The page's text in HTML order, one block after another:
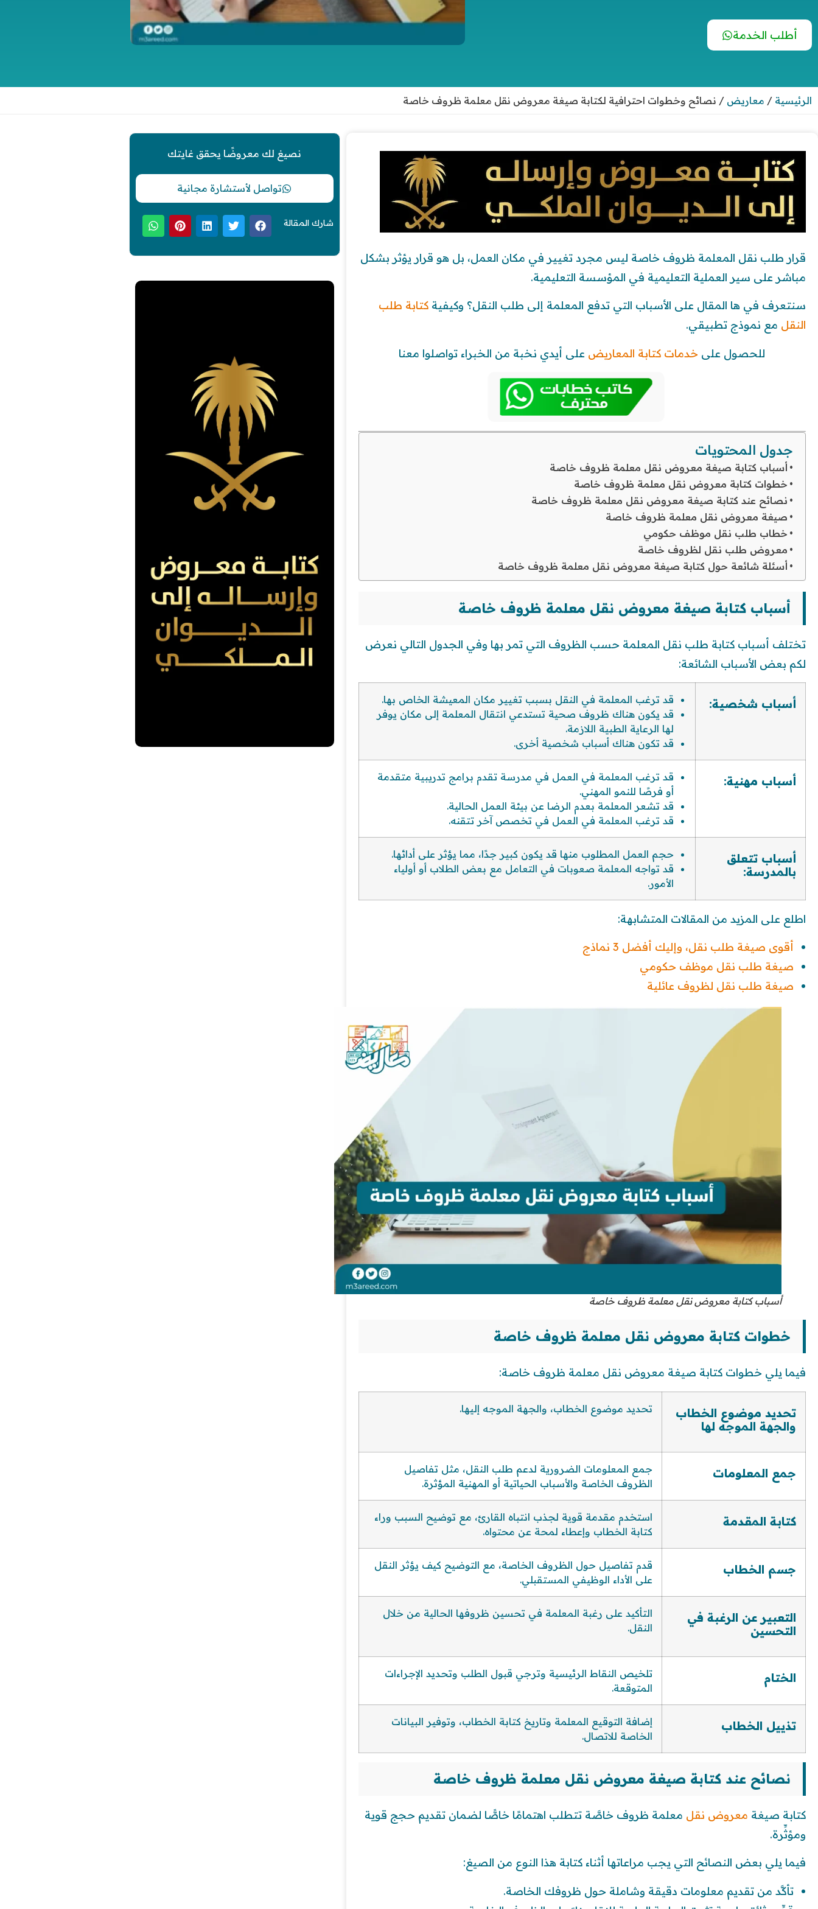
أطلب الخدمة
الرئيسية / معاريض / نصائح وخطوات احترافية لكتابة صيغة معروض نقل معلمة ظروف خاصة
قرار طلب نقل المعلمة ظروف خاصة ليس مجرد تغيير في مكان العمل، بل هو قرار يؤثر بشكل
مباشر على سير العملية التعليمية في المؤسسة التعليمية.
سنتعرف في ها المقال على الأسباب التي تدفع المعلمة إلى طلب النقل؟ وكيفية كتابة طلب
النقل مع نموذج تطبيقي.
للحصول على خدمات كتابة المعاريض على أيدي نخبة من الخبراء تواصلوا معنا
جدول المحتويات
أسباب كتابة صيغة معروض نقل معلمة ظروف خاصة
خطوات كتابة معروض نقل معلمة ظروف خاصة
نصائح عند كتابة صيغة معروض نقل معلمة ظروف خاصة
صيغة معروض نقل معلمة ظروف خاصة
خطاب طلب نقل موظف حكومي
معروض طلب نقل لظروف خاصة
أسئلة شائعة حول كتابة صيغة معروض نقل معلمة ظروف خاصة
أسباب كتابة صيغة معروض نقل معلمة ظروف خاصة
تختلف أسباب كتابة طلب نقل المعلمة حسب الظروف التي تمر بها وفي الجدول التالي نعرض
لكم بعض الأسباب الشائعة:
أسباب شخصية:
قد ترغب المعلمة في النقل بسبب تغيير مكان المعيشة الخاص بها.
قد يكون هناك ظروف صحية تستدعي انتقال المعلمة إلى مكان يوفر
لها الرعاية الطبية اللازمة.
قد تكون هناك أسباب شخصية أخرى.
أسباب مهنية:
قد ترغب المعلمة في العمل في مدرسة تقدم برامج تدريبية متقدمة
أو فرصًا للنمو المهني.
قد تشعر المعلمة بعدم الرضا عن بيئة العمل الحالية.
قد ترغب المعلمة في العمل في تخصص آخر تتقنه.
أسباب تتعلق
بالمدرسة:
حجم العمل المطلوب منها قد يكون كبير جدًا، مما يؤثر على أدائها.
قد تواجه المعلمة صعوبات في التعامل مع بعض الطلاب أو أولياء
الأمور.
اطلع على المزيد من المقالات المتشابهة:
أقوى صيغة طلب نقل، وإليك أفضل 3 نماذج
صيغة طلب نقل موظف حكومي
صيغة طلب نقل لظروف عائلية
أسباب كتابة معروض نقل معلمة ظروف خاصة
خطوات كتابة معروض نقل معلمة ظروف خاصة
فيما يلي خطوات كتابة صيغة معروض نقل معلمة ظروف خاصة:
تحديد موضوع الخطاب
والجهة الموجه لها
تحديد موضوع الخطاب، والجهة الموجه إليها.
جمع المعلومات
جمع المعلومات الضرورية لدعم طلب النقل، مثل تفاصيل
الظروف الخاصة والأسباب الحياتية أو المهنية المؤثرة.
كتابة المقدمة
استخدم مقدمة قوية لجذب انتباه القارئ، مع توضيح السبب وراء
كتابة الخطاب وإعطاء لمحة عن محتواه.
جسم الخطاب
قدم تفاصيل حول الظروف الخاصة، مع التوضيح كيف يؤثر النقل
على الأداء الوظيفي المستقبلي.
التعبير عن الرغبة في
التحسين
التأكيد على رغبة المعلمة في تحسين ظروفها الحالية من خلال
النقل.
الختام
تلخيص النقاط الرئيسية وترجي قبول الطلب وتحديد الإجراءات
المتوقعة.
تذييل الخطاب
إضافة التوقيع المعلمة وتاريخ كتابة الخطاب، وتوفير البيانات
الخاصة للاتصال.
نصائح عند كتابة صيغة معروض نقل معلمة ظروف خاصة
كتابة صيغة معروض نقل معلمة ظروف خاصَّة تتطلب اهتمامًا خاصًّا لضمان تقديم حجج قوية
ومؤثِّرة.
فيما يلي بعض النصائح التي يجب مراعاتها أثناء كتابة هذا النوع من الصيغ:
تأكَّد من تقديم معلومات دقيقة وشاملة حول ظروفك الخاصة.
نصيغ لك معروضًا يحقق غايتك
تواصل لأستشارة مجانية
شارك المقالة